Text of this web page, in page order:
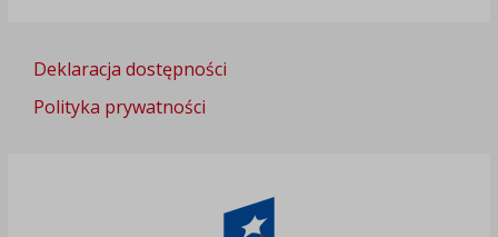
Deklaracja dostępności
Polityka prywatności